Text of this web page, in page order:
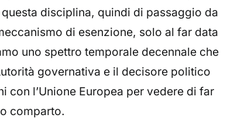
disciplina, quindi di passaggio da
di esenzione, solo al far data
uno spettro temporale decennale che
governativa e il decisore politico
l’Unione Europea per vedere di far
comparto.